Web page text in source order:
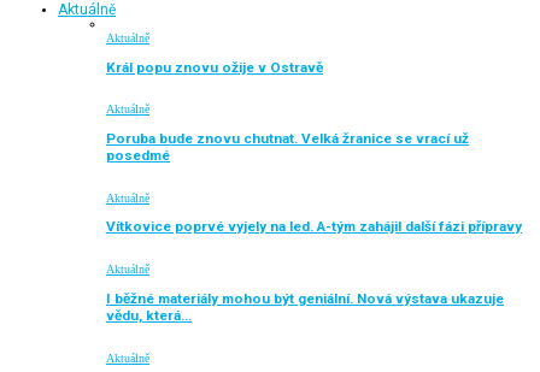
Aktuálně
Aktuálně
Král popu znovu ožije v Ostravě
Aktuálně
Poruba bude znovu chutnat. Velká žranice se vrací už
posedmé
Aktuálně
Vítkovice poprvé vyjely na led. A-tým zahájil další fázi přípravy
Aktuálně
I běžné materiály mohou být geniální. Nová výstava ukazuje
vědu, která…
Aktuálně